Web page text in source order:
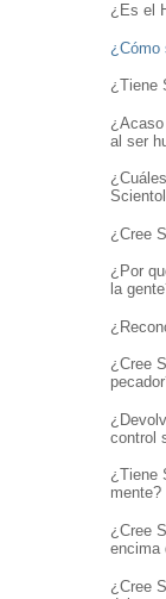
¿Es el
¿Cómo
¿Tiene
al ser
¿Cree
¿Por
la
¿Cree
control
¿Tiene
mente?
¿Cree
encima
¿Cree